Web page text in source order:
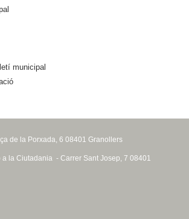
municipal
de la Porxada, 6 08401 Granollers
a la Ciutadania - Carrer Sant Josep, 7 08401